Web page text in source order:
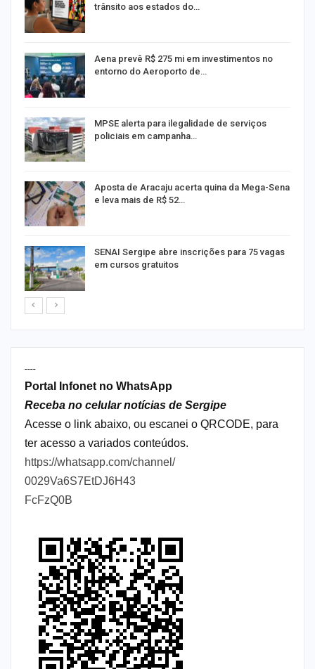
trânsito aos estados do…
Aena prevê R$ 275 mi em investimentos no
entorno do Aeroporto de…
MPSE alerta para ilegalidade de serviços
policiais em campanha…
Aposta de Aracaju acerta quina da Mega-Sena
e leva mais de R$ 52…
SENAI Sergipe abre inscrições para 75 vagas
em cursos gratuitos
----
Portal Infonet no WhatsApp
Receba no celular notícias de Sergipe
Acesse o link abaixo, ou escanei o QRCODE, para
ter acesso a variados conteúdos.
https://whatsapp.com/channel/
0029Va6S7EtDJ6H43
FcFzQ0B